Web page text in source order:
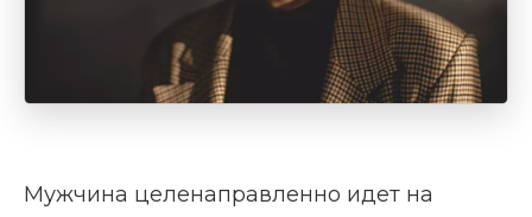
Мужчина целенаправленно идет на